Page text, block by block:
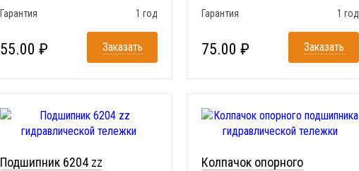
Гарантия
1 год
55.00 ₽ Заказать
Гарантия
1 год
75.00 ₽ Заказать
Подшипник 6204 zz
Колпачок опорного